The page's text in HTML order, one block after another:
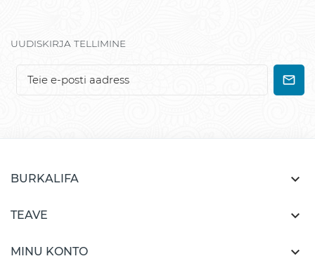
UUDISKIRJA TELLIMINE
BURKALIFA 
TEAVE 
MINU KONTO 